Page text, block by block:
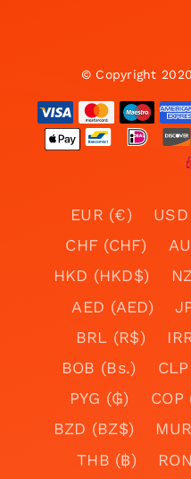
© Copyright
EUR (€)
CHF (CHF)
HKD (HKD$)
AED (AED)
BRL (R$)
BOB (Bs.)
PYG (₲)
COP
BZD (BZ$)
THB (฿)